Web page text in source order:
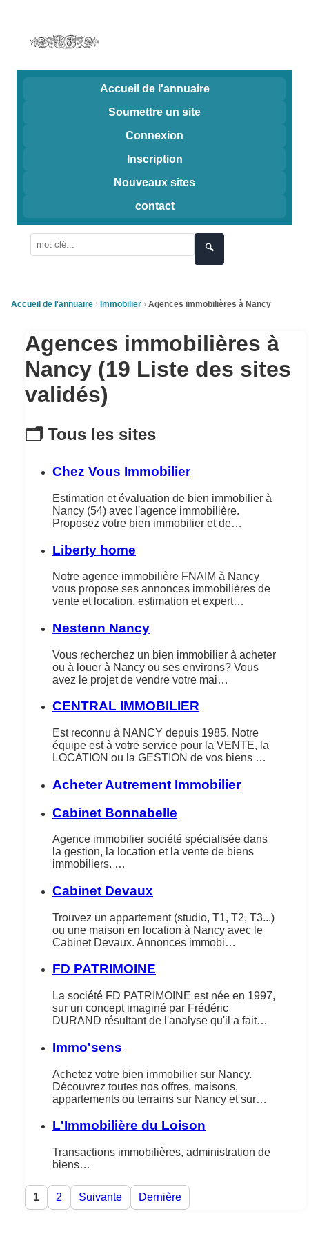
Accueil de l'annuaire
Soumettre un site
Connexion
Inscription
Nouveaux sites
contact
🔍
Accueil de l'annuaire Immobilier Agences immobilières à Nancy
Agences immobilières à
Nancy (19 Liste des sites
validés)
🗂️ Tous les sites
Chez Vous Immobilier
Estimation et évaluation de bien immobilier à
Nancy (54) avec l'agence immobilière.
Proposez votre bien immobilier et de…
Liberty home
Notre agence immobilière FNAIM à Nancy
vous propose ses annonces immobilières de
vente et location, estimation et expert…
Nestenn Nancy
Vous recherchez un bien immobilier à acheter
ou à louer à Nancy ou ses environs? Vous
avez le projet de vendre votre mai…
CENTRAL IMMOBILIER
Est reconnu à NANCY depuis 1985. Notre
équipe est à votre service pour la VENTE, la
LOCATION ou la GESTION de vos biens …
Acheter Autrement Immobilier
Cabinet Bonnabelle
Agence immobilier société spécialisée dans
la gestion, la location et la vente de biens
immobiliers. …
Cabinet Devaux
Trouvez un appartement (studio, T1, T2, T3...)
ou une maison en location à Nancy avec le
Cabinet Devaux. Annonces immobi…
FD PATRIMOINE
La société FD PATRIMOINE est née en 1997,
sur un concept imaginé par Frédéric
DURAND résultant de l'analyse qu'il a fait…
Immo'sens
Achetez votre bien immobilier sur Nancy.
Découvrez toutes nos offres, maisons,
appartements ou terrains sur Nancy et sur…
L'Immobilière du Loison
Transactions immobilières, administration de
biens…
1 2 Suivante Dernière